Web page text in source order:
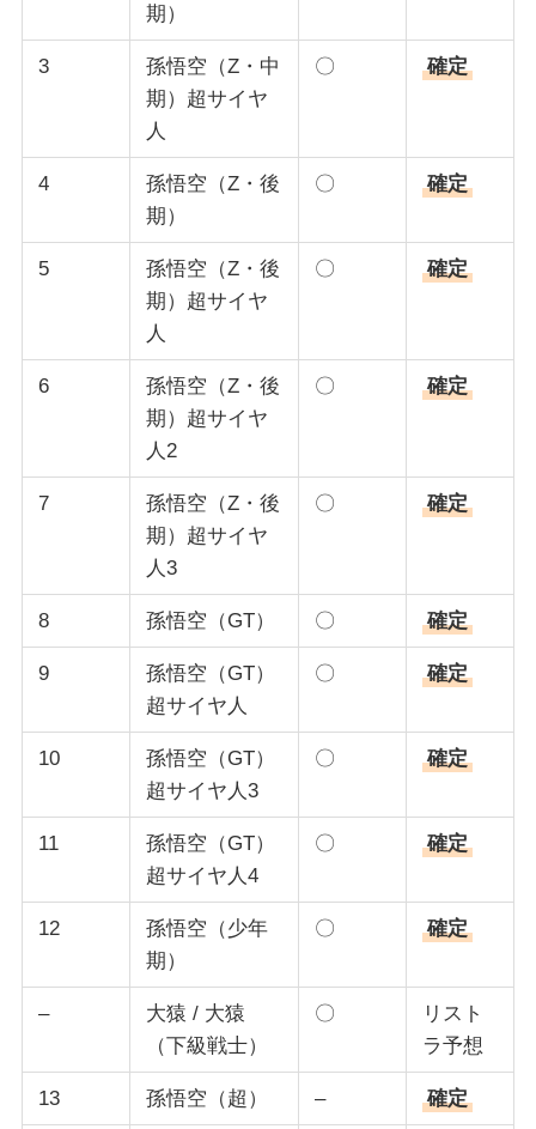
期）
3
孫悟空（Z・中
期）超サイヤ
人
〇 確定
4
孫悟空（Z・後
期）
〇 確定
5
孫悟空（Z・後
期）超サイヤ
人
〇 確定
6
孫悟空（Z・後
期）超サイヤ
人2
〇 確定
7
孫悟空（Z・後
期）超サイヤ
人3
〇 確定
8 孫悟空（GT） 〇 確定
9
孫悟空（GT）
超サイヤ人
〇 確定
10
孫悟空（GT）
超サイヤ人3
〇 確定
11
孫悟空（GT）
超サイヤ人4
〇 確定
12
孫悟空（少年
期）
〇 確定
–
大猿 / 大猿
（下級戦士）
〇
リスト
ラ予想
13 孫悟空（超） – 確定